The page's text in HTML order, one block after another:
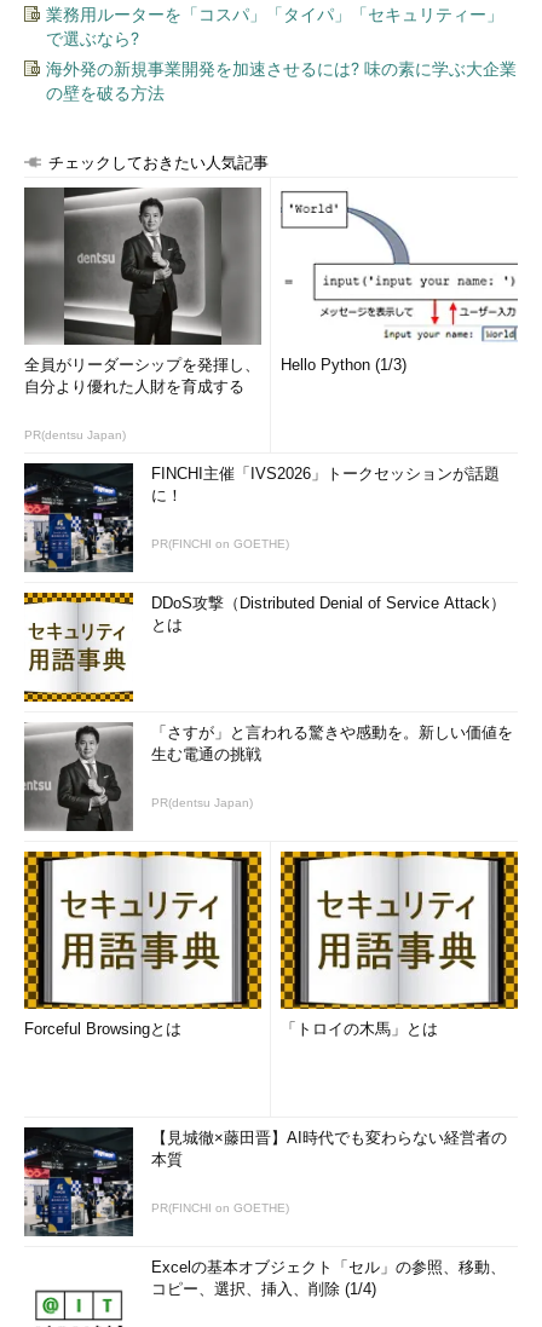
業務用ルーターを「コスパ」「タイパ」「セキュリティー」
で選ぶなら?
海外発の新規事業開発を加速させるには? 味の素に学ぶ大企業
の壁を破る方法
チェックしておきたい人気記事
全員がリーダーシップを発揮し、
自分より優れた人財を育成する
PR(dentsu Japan)
Hello Python (1/3)
FINCHI主催「IVS2026」トークセッションが話題
に！
PR(FINCHI on GOETHE)
DDoS攻撃（Distributed Denial of Service Attack）
とは
「さすが」と言われる驚きや感動を。新しい価値を
生む電通の挑戦
PR(dentsu Japan)
Forceful Browsingとは 「トロイの木馬」とは
【見城徹×藤田晋】AI時代でも変わらない経営者の
本質
PR(FINCHI on GOETHE)
Excelの基本オブジェクト「セル」の参照、移動、
コピー、選択、挿入、削除 (1/4)